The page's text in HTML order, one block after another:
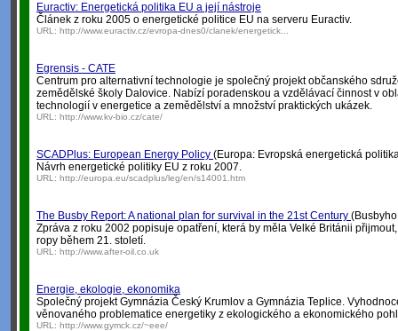
Euractiv: Energetická politika EU a její nástroje
Článek z roku 2005 o energetické politice EU na serveru Euractiv.
URL: http://www.euractiv.cz/evropa-dnes0/clanek/energetick...
Egrensis - CATE
Centrum pro alternativní technologie je společný projekt občanského
zemědělské školy Dalovice. Nabízí poradenskou a vzdělávací činnost v
technologií v energetice a zemědělství a množství praktických ukázek.
URL: http://www.kv-bio.cz/cate/
SCADPlus: European Energy Policy (Europa: Evropská energetická
Návrh energetické politiky EU z roku 2007.
URL: http://europa.eu/scadplus/leg/en/s14001.htm
The Busby Report: A national plan for survival in the 21st Century
Zpráva z roku 2002 popisuje opatření, která by měla Velké Británii
ropy během 21. století.
URL: http://www.after-oil.co.uk
Energie, ekologie, ekonomika
Společný projekt Gymnázia Český Krumlov a Gymnázia Teplice.
věnovaného problematice energetiky z ekologického a ekonomického
URL: http://www.gymck.cz/~eee/